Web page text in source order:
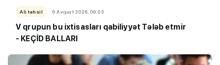
Ali təhsil 6 Avqust 2026, 09:03
V qrupun bu ixtisasları qabiliyyət Tələb etmir
- KEÇİD BALLARI